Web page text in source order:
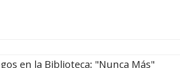
en la Biblioteca: "Nunca Más"